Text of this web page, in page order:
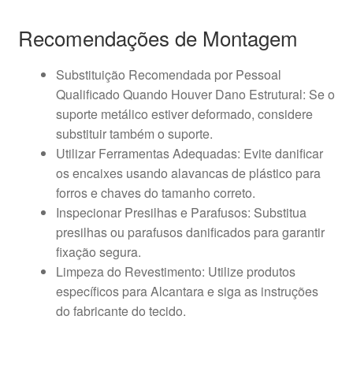
Recomendações de Montagem
Substituição Recomendada por Pessoal
Qualificado Quando Houver Dano Estrutural: Se o
suporte metálico estiver deformado, considere
substituir também o suporte.
Utilizar Ferramentas Adequadas: Evite danificar
os encaixes usando alavancas de plástico para
forros e chaves do tamanho correto.
Inspecionar Presilhas e Parafusos: Substitua
presilhas ou parafusos danificados para garantir
fixação segura.
Limpeza do Revestimento: Utilize produtos
específicos para Alcantara e siga as instruções
do fabricante do tecido.